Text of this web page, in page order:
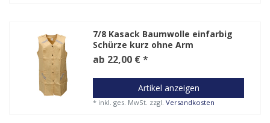
7/8 Kasack Baumwolle einfarbig
Schürze kurz ohne Arm
ab 22,00 € *
Artikel anzeigen
* inkl. ges. MwSt. zzgl.Versandkosten